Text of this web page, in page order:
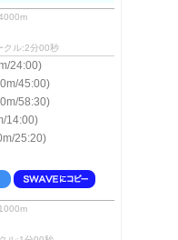
クル:2分00秒
24:00)
45:00)
58:30)
14:00)
25:20)